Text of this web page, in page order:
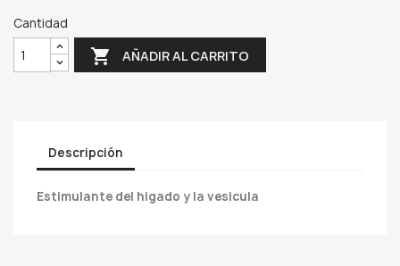
Cantidad
 AÑADIR AL CARRITO
Descripción
Estimulante del higado y la vesicula